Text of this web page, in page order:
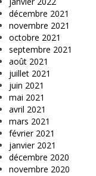
décembre 2021
novembre 2021
octobre 2021
septembre 2021
août 2021
juillet 2021
juin 2021
mai 2021
avril 2021
mars 2021
février 2021
janvier 2021
décembre 2020
novembre 2020